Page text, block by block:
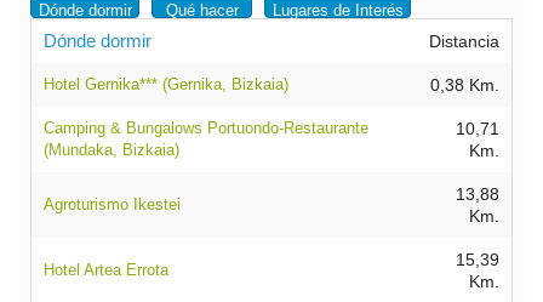
Dónde dormir Qué hacer Lugares de Interés
Dónde dormir Distancia
Hotel Gernika*** (Gernika, Bizkaia) 0,38 Km.
Camping & Bungalows Portuondo-Restaurante
(Mundaka, Bizkaia)
10,71
Km.
Agroturismo Ikestei
13,88
Km.
Hotel Artea Errota
15,39
Km.